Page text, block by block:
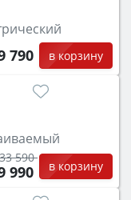
790 в корзину
33 590
990 в корзину